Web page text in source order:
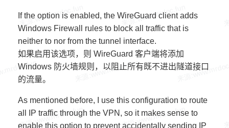
If the option is enabled, the WireGuard client adds
Windows Firewall rules to block all traffic that is
neither to nor from the tunnel interface.
如果启用该选项，则 WireGuard 客户端将添加
Windows 防火墙规则，以阻止所有既不进出隧道接口
的流量。
As mentioned before, I use this configuration to route
all IP traffic through the VPN, so it makes sense to
enable this option to prevent accidentally sending IP